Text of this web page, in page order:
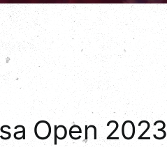
Open 2023